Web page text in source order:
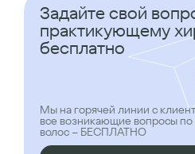
Задайте свой
практикующему
бесплатно
Мы на горячей линии с
все возникающие вопросы
волос – БЕСПЛАТНО